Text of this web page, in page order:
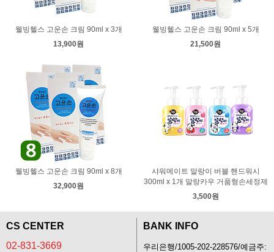
웰빙헬스 고운손 크림 90ml x 3개
13,900원
웰빙헬스 고운손 크림 90ml x 5개
21,500원
웰빙헬스 고운손 크림 90ml x 8개
32,900원
샤워메이트 말랑이 버블 핸드워시
300ml x 1개 말랑카우 거품형손세정제
3,500원
CS CENTER
02-831-3669
BANK INFO
우리은행/1005-202-228576/예금주: